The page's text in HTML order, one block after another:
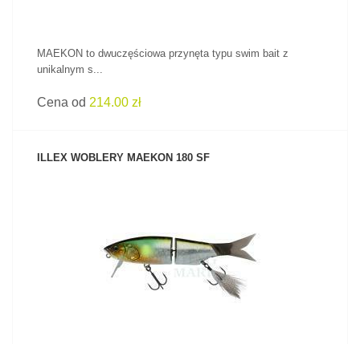
MAEKON to dwuczęściowa przynęta typu swim bait z
unikalnym s...
Cena od 214.00 zł
ILLEX WOBLERY MAEKON 180 SF
ZOBACZ PRODUKT